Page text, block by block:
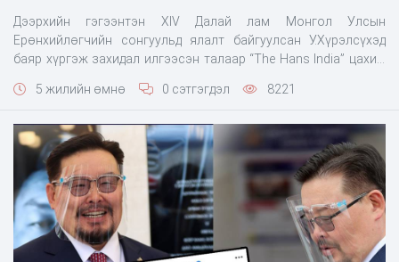
Дээрхийн гэгээнтэн XIV Далай лам Монгол Улсын
Ерөнхийлөгчийн сонгуульд ялалт байгуулсан У.Хүрэлсүхэд
баяр хүргэж захидал илгээсэн талаар “The Hans India” цахим
анх зочилж байсан. Маш сайхан дурсамжууд бий. Монголын
хүчин чармайлтыг дэмжиж, орчин үеийн боловср
5 жилийн өмнө 0 сэтгэгдэл 8221